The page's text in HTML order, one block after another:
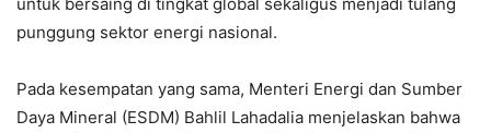
punggung sektor energi nasional.
Pada kesempatan yang sama, Menteri Energi dan Sumber
Daya Mineral (ESDM) Bahlil Lahadalia menjelaskan bahwa